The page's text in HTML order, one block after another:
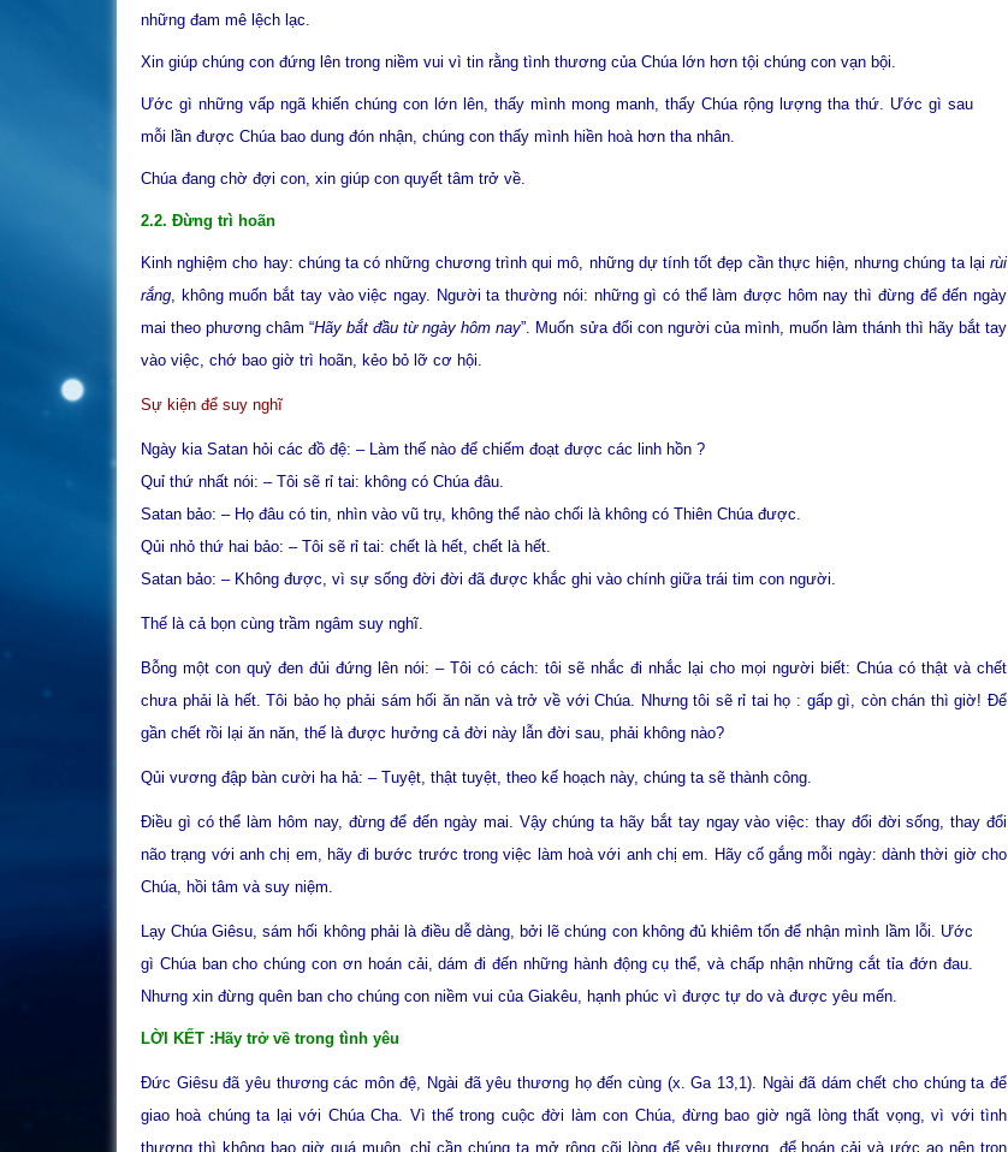
những đam mê lệch lạc.
Xin giúp chúng con đứng lên trong niềm vui vì tin rằng tình thương của Chúa lớn hơn tội chúng con vạn bội.
Ước gì những vấp ngã khiến chúng con lớn lên, thấy mình mong manh, thấy Chúa rộng lượng tha thứ. Ước gì sau
mỗi lần được Chúa bao dung đón nhận, chúng con thấy mình hiền hoà hơn tha nhân.
Chúa đang chờ đợi con, xin giúp con quyết tâm trở về.
2.2. Đừng trì hoãn
Kinh nghiệm cho hay: chúng ta có những chương trình qui mô, những dự tính tốt đẹp cần thực hiện, nhưng chúng ta lại rùi
rắng , không muốn bắt tay vào việc ngay. Người ta thường nói: những gì có thể làm được hôm nay thì đừng để đến ngày
mai theo phương châm “Hãy bắt đầu từ ngày hôm nay”. Muốn sửa đổi con người của mình, muốn làm thánh thì hãy bắt tay
vào việc, chớ bao giờ trì hoãn, kẻo bỏ lỡ cơ hội.
Sự kiện để suy nghĩ
Ngày kia Satan hỏi các đồ đệ: – Làm thế nào để chiếm đoạt được các linh hồn ?
Quỉ thứ nhất nói: – Tôi sẽ rỉ tai: không có Chúa đâu.
Satan bảo: – Họ đâu có tin, nhìn vào vũ trụ, không thể nào chối là không có Thiên Chúa được.
Qủi nhỏ thứ hai bảo: – Tôi sẽ rỉ tai: chết là hết, chết là hết.
Satan bảo: – Không được, vì sự sống đời đời đã được khắc ghi vào chính giữa trái tim con người.
Thế là cả bọn cùng trầm ngâm suy nghĩ.
Bỗng một con quỷ đen đủi đứng lên nói: – Tôi có cách: tôi sẽ nhắc đi nhắc lại cho mọi người biết: Chúa có thật và chết
chưa phải là hết. Tôi bảo họ phải sám hối ăn năn và trở về với Chúa. Nhưng tôi sẽ rỉ tai họ : gấp gì, còn chán thì giờ! Để
gần chết rồi lại ăn năn, thế là được hưởng cả đời này lẫn đời sau, phải không nào?
Qủi vương đập bàn cười ha hả: – Tuyệt, thật tuyệt, theo kế hoạch này, chúng ta sẽ thành công.
Điều gì có thể làm hôm nay, đừng để đến ngày mai. Vậy chúng ta hãy bắt tay ngay vào việc: thay đổi đời sống, thay đổi
não trạng với anh chị em, hãy đi bước trước trong việc làm hoà với anh chị em. Hãy cố gắng mỗi ngày: dành thời giờ cho
Chúa, hồi tâm và suy niệm.
Lạy Chúa Giêsu, sám hối không phải là điều dễ dàng, bởi lẽ chúng con không đủ khiêm tốn để nhận mình lầm lỗi. Ước
gì Chúa ban cho chúng con ơn hoán cải, dám đi đến những hành động cụ thể, và chấp nhận những cắt tỉa đớn đau.
Nhưng xin đừng quên ban cho chúng con niềm vui của Giakêu, hạnh phúc vì được tự do và được yêu mến.
LỜI KẾT :Hãy trở về trong tình yêu
Đức Giêsu đã yêu thương các môn đệ, Ngài đã yêu thương họ đến cùng (x. Ga 13,1). Ngài đã dám chết cho chúng ta để
giao hoà chúng ta lại với Chúa Cha. Vì thế trong cuộc đời làm con Chúa, đừng bao giờ ngã lòng thất vọng, vì với tình
thương thì không bao giờ quá muộn, chỉ cần chúng ta mở rộng cõi lòng để yêu thương, để hoán cải và ước ao nên trọn